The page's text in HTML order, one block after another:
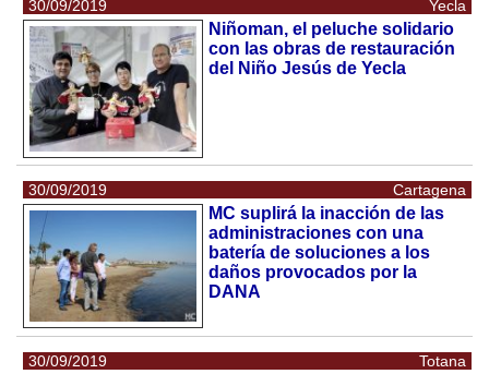
30/09/2019 Yecla
Niñoman, el peluche solidario
con las obras de restauración
del Niño Jesús de Yecla
30/09/2019 Cartagena
MC suplirá la inacción de las
administraciones con una
batería de soluciones a los
daños provocados por la
DANA
30/09/2019 Totana